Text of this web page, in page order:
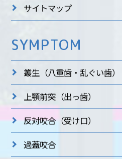
サイトマップ
SYMPTOM
叢生 （八重歯・乱ぐい歯）
上顎前突 （出っ歯）
反対咬合（受け口）
過蓋咬合